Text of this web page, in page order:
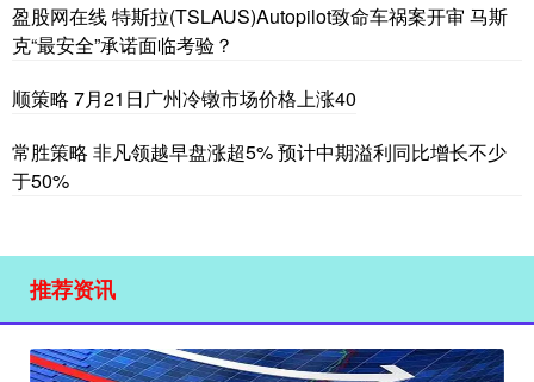
盈股网在线 特斯拉(TSLAUS)Autopilot致命车祸案开审 马斯
克“最安全”承诺面临考验？
顺策略 7月21日广州冷镦市场价格上涨40
常胜策略 非凡领越早盘涨超5% 预计中期溢利同比增长不少
于50%
推荐资讯